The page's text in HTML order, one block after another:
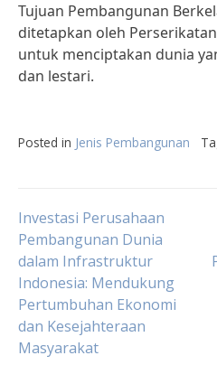
Tujuan Pembangunan
ditetapkan oleh
untuk menciptakan dunia
dan lestari.
Posted in Jenis Pembangunan
Post
navigation
Investasi Perusahaan
Pembangunan Dunia
dalam Infrastruktur
Indonesia: Mendukung
Pertumbuhan Ekonomi
dan Kesejahteraan
Masyarakat